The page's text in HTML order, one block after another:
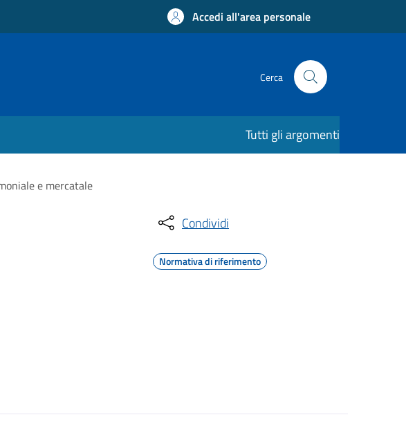
Accedi all'area personale
Cerca
Tutti gli argomenti
e mercatale
Condividi
Normativa di riferimento